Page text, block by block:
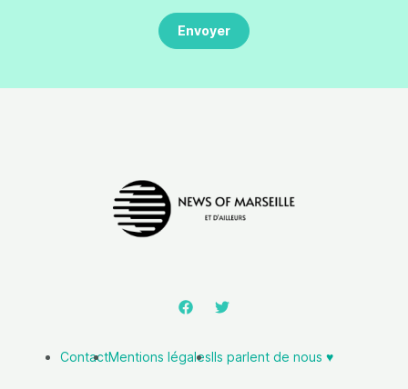
ContactMentions légalesIls parlent de nous ♥️